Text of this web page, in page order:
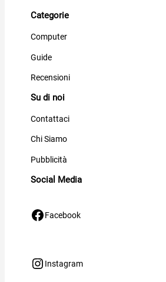
Categorie
Computer
Guide
Recensioni
Su di noi
Contattaci
Chi Siamo
Pubblicità
Social Media
Facebook Facebook
Instagram Instagram